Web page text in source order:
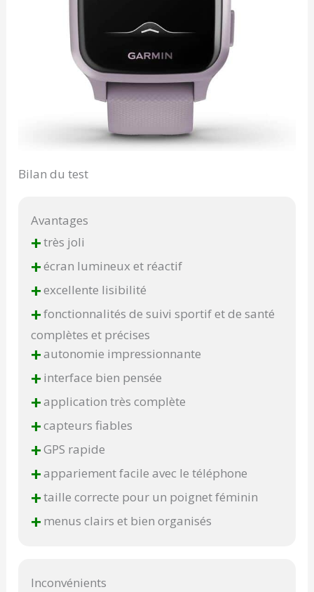
Bilan du test
Avantages
+très joli
+écran lumineux et réactif
+excellente lisibilité
+fonctionnalités de suivi sportif et de santé
complètes et précises
+autonomie impressionnante
+ interface bien pensée
+application très complète
+capteurs fiables
+GPS rapide
+appariement facile avec le téléphone
+taille correcte pour un poignet féminin
+ menus clairs et bien organisés
Inconvénients